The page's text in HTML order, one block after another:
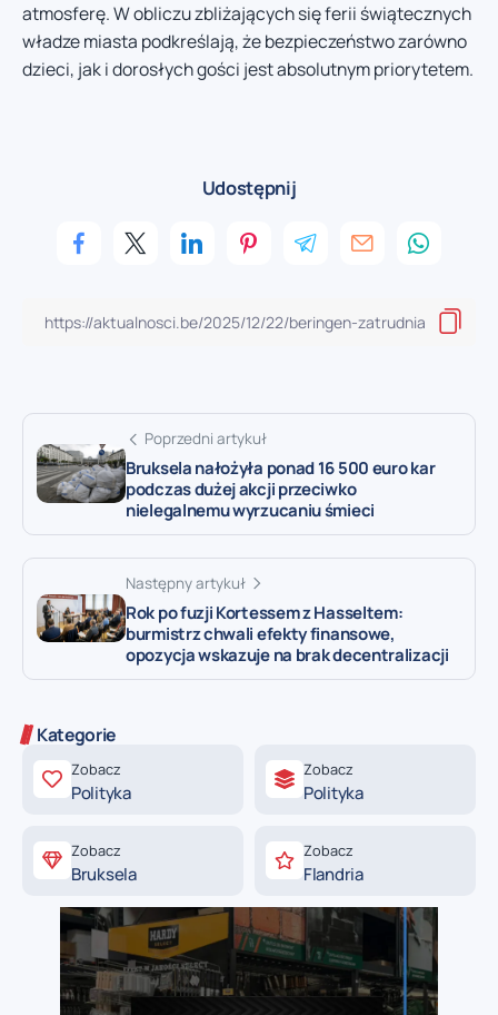
atmosferę. W obliczu zbliżających się ferii świątecznych
władze miasta podkreślają, że bezpieczeństwo zarówno
dzieci, jak i dorosłych gości jest absolutnym priorytetem.
Udostępnij
Poprzedni artykuł
Bruksela nałożyła ponad 16 500 euro kar
podczas dużej akcji przeciwko
nielegalnemu wyrzucaniu śmieci
Następny artykuł
Rok po fuzji Kortessem z Hasseltem:
burmistrz chwali efekty finansowe,
opozycja wskazuje na brak decentralizacji
Kategorie
Zobacz
Polityka
Zobacz
Polityka
Zobacz
Bruksela
Zobacz
Flandria